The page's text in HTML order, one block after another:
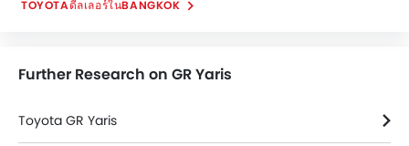
TOYOTAดีลเลอร์ในBANGKOK
Further Research on GR Yaris
Toyota GR Yaris